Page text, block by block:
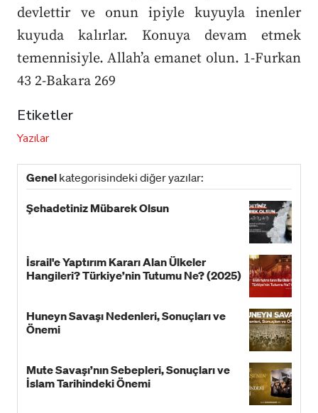
devlettir ve onun ipiyle kuyuyla inenler
kuyuda kalırlar. Konuya devam etmek
temennisiyle. Allah’a emanet olun. 1-Furkan
43 2-Bakara 269
Etiketler
Yazılar
Genel kategorisindeki diğer yazılar:
Şehadetiniz Mübarek Olsun
İsrail'e Yaptırım Kararı Alan Ülkeler
Hangileri? Türkiye’nin Tutumu Ne? (2025)
Huneyn Savaşı Nedenleri, Sonuçları ve
Önemi
Mute Savaşı’nın Sebepleri, Sonuçları ve
İslam Tarihindeki Önemi